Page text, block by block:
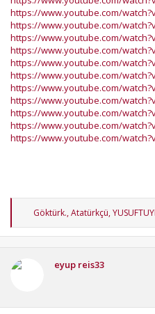
https://www.youtube.com/
https://www.youtube.com/
https://www.youtube.com/
https://www.youtube.com/
https://www.youtube.com/
https://www.youtube.com/
https://www.youtube.com/
https://www.youtube.com/
https://www.youtube.com/
https://www.youtube.com/
https://www.youtube.com/
T
p
Göktürk.,Atatürkçü,
eyup reis33